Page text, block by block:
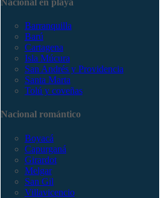
Barranquilla
Barú
Cartagena
Isla Múcura
San Andrés y Providencia
Santa Marta
Tolú y coveñas
Nacional romántico
Boyacá
Capurganá
Girardot
Melgar
San Gil
Villavicencio